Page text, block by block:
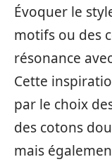
Évoquer le
motifs ou des
résonance
Cette
par le choix
des cotons
mais